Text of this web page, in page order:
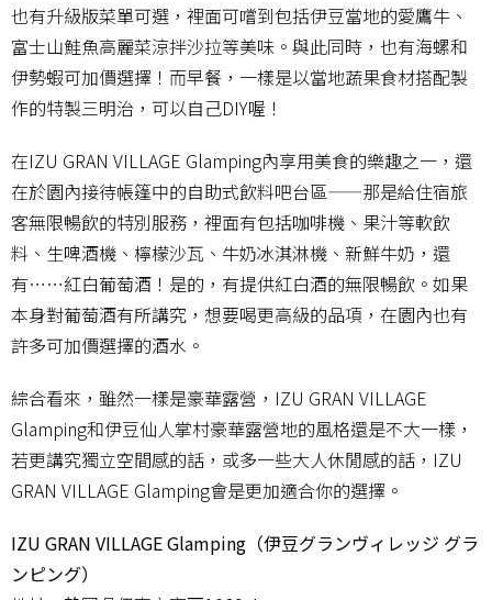
也有升級版菜單可選，裡面可嚐到包括伊豆當地的愛鷹牛、
富士山鮭魚高麗菜涼拌沙拉等美味。與此同時，也有海螺和
伊勢蝦可加價選擇！而早餐，一樣是以當地蔬果食材搭配製
作的特製三明治，可以自己DIY喔！
在IZU GRAN VILLAGE Glamping內享用美食的樂趣之一，還
在於園內接待帳篷中的自助式飲料吧台區——那是給住宿旅
客無限暢飲的特別服務，裡面有包括咖啡機、果汁等軟飲
料、生啤酒機、檸檬沙瓦、牛奶冰淇淋機、新鮮牛奶，還
有⋯⋯紅白葡萄酒！是的，有提供紅白酒的無限暢飲。如果
本身對葡萄酒有所講究，想要喝更高級的品項，在園內也有
許多可加價選擇的酒水。
綜合看來，雖然一樣是豪華露營，IZU GRAN VILLAGE
Glamping和伊豆仙人掌村豪華露營地的風格還是不大一樣，
若更講究獨立空間感的話，或多一些大人休閒感的話，IZU
GRAN VILLAGE Glamping會是更加適合你的選擇。
IZU GRAN VILLAGE Glamping（伊豆グランヴィレッジ グラ
ンピング）